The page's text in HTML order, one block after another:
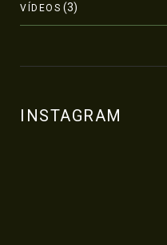
VÍDEOS (3)
INSTAGRAM